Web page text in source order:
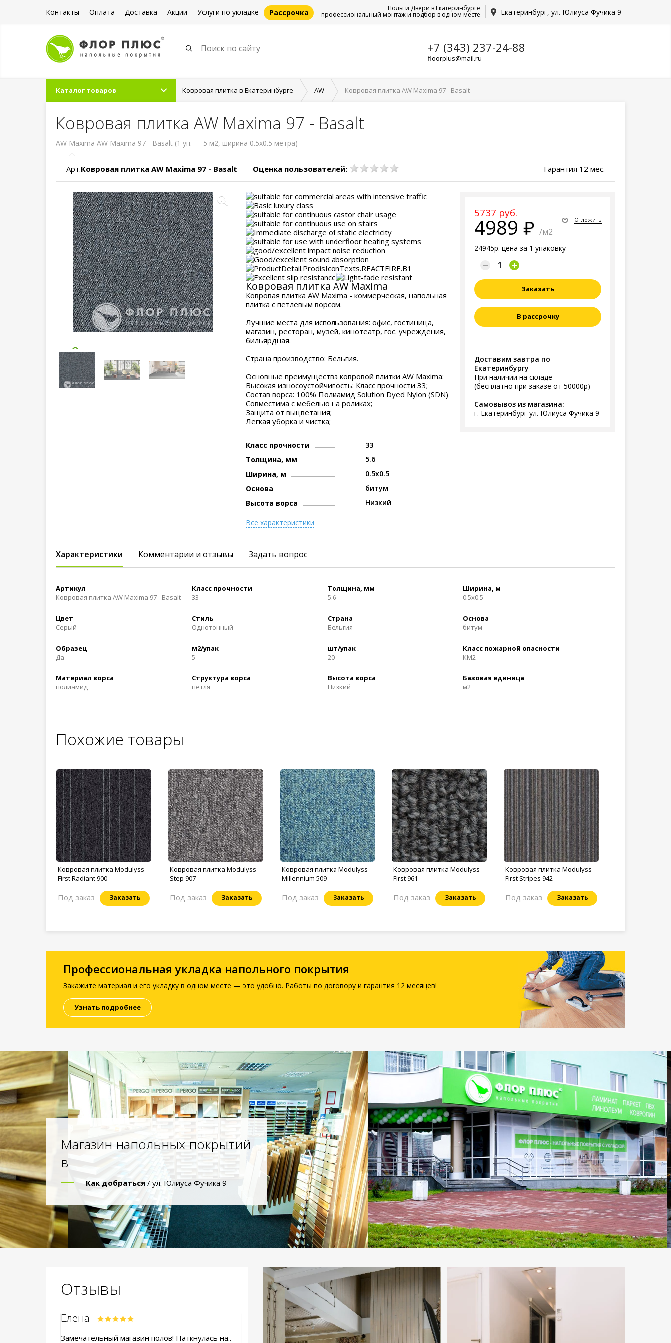
Контакты Оплата Доставка Акции Услуги по укладке Рассрочка Екатеринбург, ул. Юлиуса Фучика 9
Полы и Двери в Екатеринбурге
профессиональный монтаж и подбор в одном месте
+7 (343) 237-24-88
floorplus@mail.ru
Каталог товаров Ковровая плитка в Екатеринбурге AW Ковровая плитка AW Maxima 97 - Basalt
Ковровая плитка AW Maxima 97 - Basalt
AW Maxima AW Maxima 97 - Basalt (1 уп. — 5 м2, ширина 0.5x0.5 метра)
Арт.Ковровая плитка AW Maxima 97 - Basalt Оценка пользователей: Гарантия 12 мес.
5737 руб.
4989 /м2
24945р. цена за 1 упаковку
Отложить
Заказать
В рассрочку
Доставим завтра по
Екатеринбургу
При наличии на складе
(бесплатно при заказе от 50000р)
Самовывоз из магазина:
г. Екатеринбург ул. Юлиуса Фучика 9
Ковровая плитка AW Maxima
Ковровая плитка AW Maxima - коммерческая, напольная
плитка с петлевым ворсом.
Лучшие места для использования: офис, гостиница,
магазин, ресторан, музей, кинотеатр, гос. учреждения,
бильярдная.
Страна производство: Бельгия.
Основные преимущества ковровой плитки AW Maxima:
Высокая износоустойчивость: Класс прочности 33;
Состав ворса: 100% Полиамид Solution Dyed Nylon (SDN)
Совместима с мебелью на роликах;
Защита от выцветания;
Легкая уборка и чистка;
Класс прочности
33
Толщина, мм
5.6
Ширина, м
0.5x0.5
Основа
битум
Высота ворса
Низкий
Все характеристики
Характеристики Комментарии и отзывы Задать вопрос
Артикул
Ковровая плитка AW Maxima 97 - Basalt
Класс прочности
33
Толщина, мм
5.6
Ширина, м
0.5x0.5
Цвет
Серый
Стиль
Однотонный
Страна
Бельгия
Основа
битум
Образец
Да
м2/упак
5
шт/упак
20
Класс пожарной опасности
КМ2
Материал ворса
полиамид
Структура ворса
петля
Высота ворса
Низкий
Базовая единица
м2
Похожие товары
Ковровая плитка Modulyss
First Radiant 900
Заказать
Под заказ
Ковровая плитка Modulyss
Step 907
Заказать
Под заказ
Ковровая плитка Modulyss
Millennium 509
Заказать
Под заказ
Ковровая плитка Modulyss
First 961
Заказать
Под заказ
Ковровая плитка Modulyss
First Stripes 942
Заказать
Под заказ
Профессиональная укладка напольного покрытия
Закажите материал и его укладку в одном месте — это удобно. Работы по договору и гарантия 12 месяцев!
Узнать подробнее
Магазин напольных покрытий
в
Как добраться / ул. Юлиуса Фучика 9
Отзывы
Елена
Замечательный магазин полов! Наткнулась на..